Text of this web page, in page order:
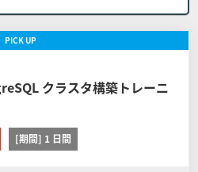
のとします。また日程を変
みを取り消す場合は前条の
の代金の全額をお支払いい
PICKUP
クラスタ構築トレーニ
[期間] 1 日間